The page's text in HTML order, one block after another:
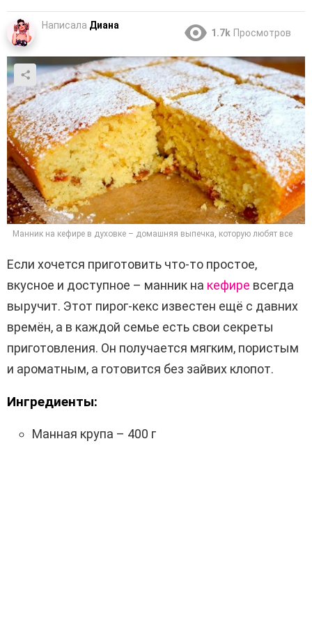
Написала Диана
1.7k Просмотров
Манник на кефире в духовке – домашняя выпечка, которую любят все
Если хочется приготовить что-то простое,
вкусное и доступное – манник на кефире всегда
выручит. Этот пирог-кекс известен ещё с давних
времён, а в каждой семье есть свои секреты
приготовления. Он получается мягким, пористым
и ароматным, а готовится без зайвих клопот.
Ингредиенты:
Манная крупа – 400 г